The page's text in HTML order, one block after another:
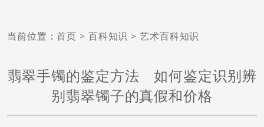
当前位置：首页 > 百科知识 > 艺术百科知识
翡翠手镯的鉴定方法 如何鉴定识别辨
别翡翠镯子的真假和价格